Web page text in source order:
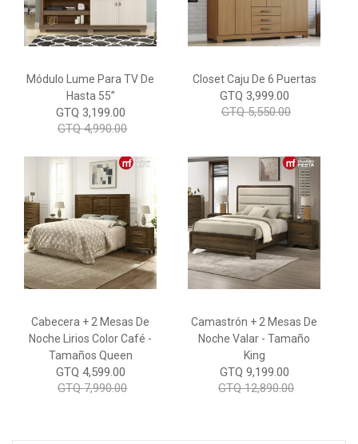
Módulo Lume Para TV De
Hasta 55”
GTQ 3,199.00
GTQ 4,990.00
Closet Caju De 6 Puertas
GTQ 3,999.00
GTQ 5,550.00
Cabecera + 2 Mesas De
Noche Lirios Color Café -
Tamaños Queen
GTQ 4,599.00
GTQ 7,990.00
Camastrón + 2 Mesas De
Noche Valar - Tamaño
King
GTQ 9,199.00
GTQ 12,890.00